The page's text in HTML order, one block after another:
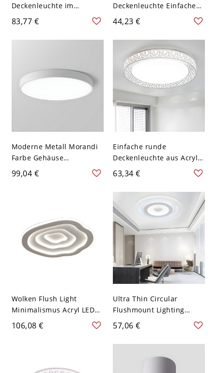
Deckenleuchte im
Blumen-Design, 110–120
V, 16,5″, Weißlicht
83,77 €
Deckenleuchte Einfache
LED-Beleuchtung für den
Flur - Schwarz 110V-120V
44,23 €
Moderne Metall Morandi
Farbe Gehäuse
Deckenleuchte Rund
Schirm LED 1-Licht
99,04 €
Einfache runde
Deckenleuchte aus Acryl
mit LED-Beleuchtung und
Vogelnest-Design in Weiß,
15" breit
63,34 €
Wolken Flush Light
Minimalismus Acryl LED
Weiß Deckenleuchte in
Weißem Licht, 16" Breit
106,08 €
Ultra Thin Circular
Flushmount Lighting
Modernist Acrylic White
LED Flush Mount Ceiling
Lamp with Heart Design in
Warm/White/Inner Warm
Outer White Light - Weiß
57,06 €